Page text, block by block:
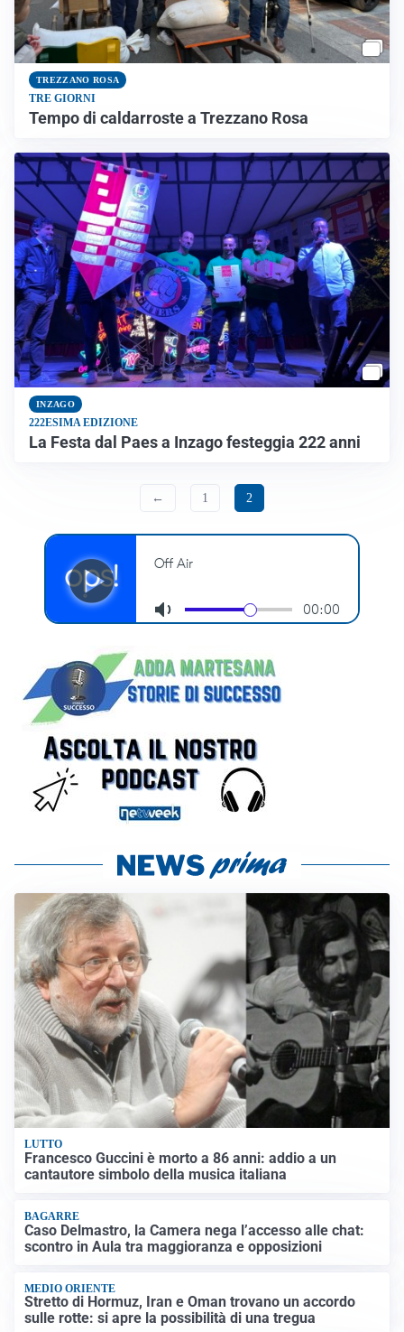
TREZZANO ROSA
TRE GIORNI
Tempo di caldarroste a Trezzano Rosa
INZAGO
222ESIMA EDIZIONE
La Festa dal Paes a Inzago festeggia 222 anni
← 1 2
LUTTO
Francesco Guccini è morto a 86 anni: addio a un
cantautore simbolo della musica italiana
BAGARRE
Caso Delmastro, la Camera nega l’accesso alle chat:
scontro in Aula tra maggioranza e opposizioni
MEDIO ORIENTE
Stretto di Hormuz, Iran e Oman trovano un accordo
sulle rotte: si apre la possibilità di una tregua